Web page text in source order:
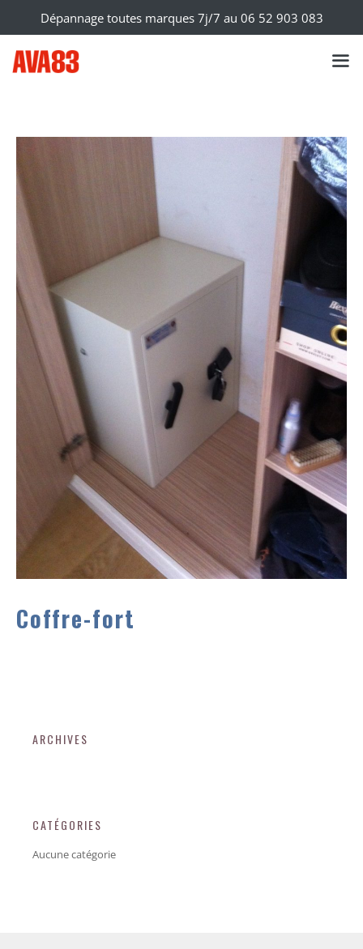
Dépannage toutes marques 7j/7 au 06 52 903 083
Coffre-fort
ARCHIVES
CATÉGORIES
Aucune catégorie